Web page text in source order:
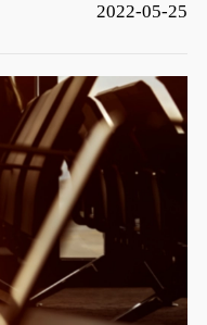
2022-05-25